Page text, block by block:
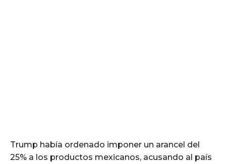
Trump había ordenado imponer un arancel del
25% a los productos mexicanos, acusando al país